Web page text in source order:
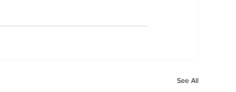
See All